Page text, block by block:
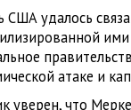
США удалось
атаке и
уверен, что